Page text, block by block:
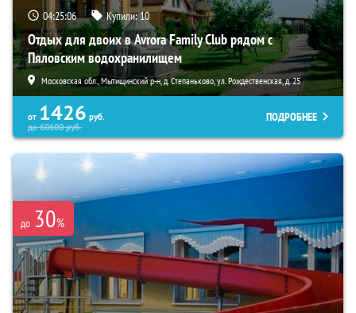
04:25:05 Купили:10
Отдых для двоих в Avrora Family Club рядом с
Пяловским водохранилищем
Московская обл., Мытищинский р-н, д. Степаньково, ул. Рождественская, д. 25
от 1426 руб.
до60600руб.
ПОДРОБНЕЕ
до 30%